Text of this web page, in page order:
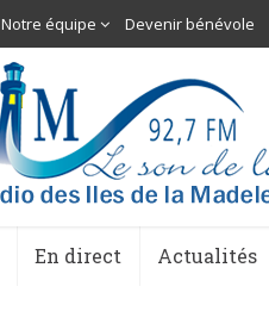
Notre équipe Devenir bénévole
En direct Actualités